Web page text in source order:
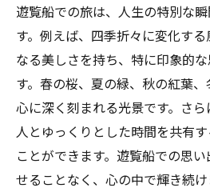
遊覧船での旅は、人生の特別な
す。例えば、四季折々に変化す
なる美しさを持ち、特に印象的
す。春の桜、夏の緑、秋の紅葉
心に深く刻まれる光景です。さ
人とゆっくりとした時間を共有
ことができます。遊覧船での思
せることなく、心の中で輝き続